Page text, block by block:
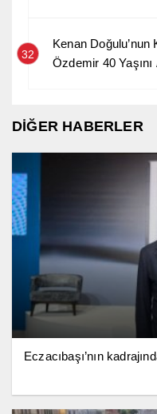
32
Kenan
Özdemir 40
DİĞER HABERLER
Eczacıbaşı’nın